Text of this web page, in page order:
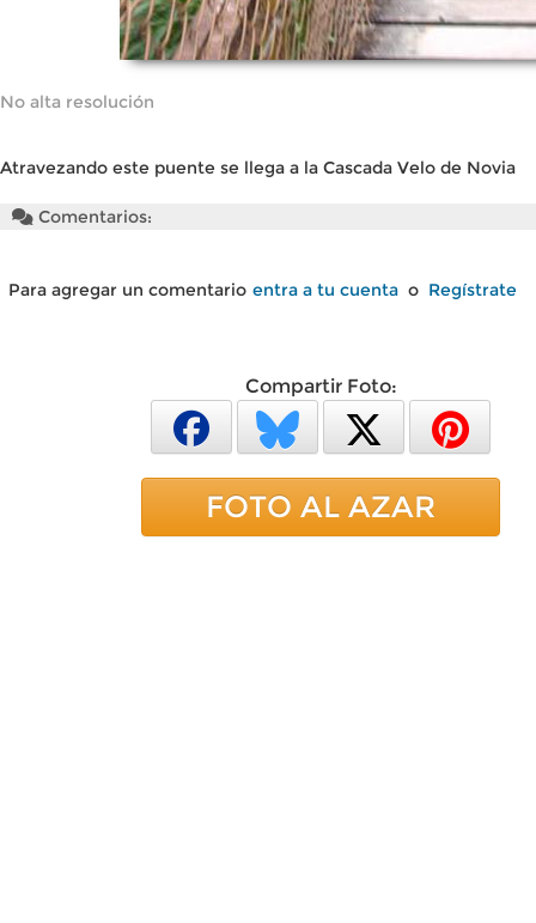
No alta resolución
Atravezando este puente se llega a la Cascada Velo de Novia
Comentarios:
Para agregar un comentario entra a tu cuenta o Regístrate
Compartir Foto:
FOTO AL AZAR